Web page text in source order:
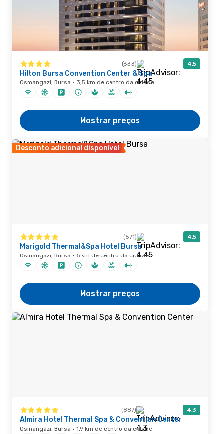
(633) 4,5
Hilton Bursa Convention Center & Spa
Osmangazi, Bursa · 3,5 km de centro da cidade
Mostrar preços
Desconto adicional disponível
(571) 4,5
Marigold Thermal&Spa Hotel Bursa
Osmangazi, Bursa · 5 km de centro da cidade
Mostrar preços
(887) 4,3
Almira Hotel Thermal Spa & Convention Center
Osmangazi, Bursa · 1,9 km de centro da cidade